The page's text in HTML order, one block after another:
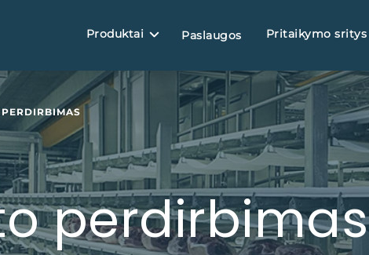
Produktai Paslaugos Pritaikymo sritys
perdirbimas